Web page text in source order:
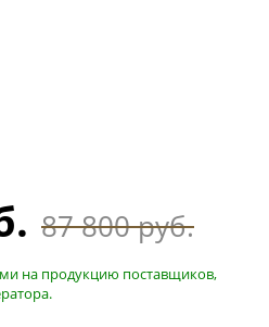
87 800 руб.
на продукцию поставщиков,